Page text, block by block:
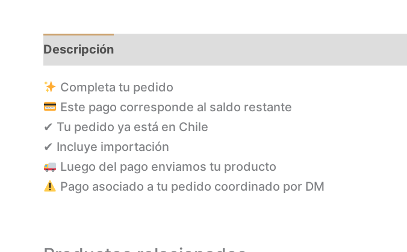
Descripción
Completa tu pedido
Este pago corresponde al saldo restante
✔ Tu pedido ya está en Chile
✔ Incluye importación
Luego del pago enviamos tu producto
Pago asociado a tu pedido coordinado por DM